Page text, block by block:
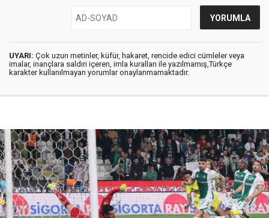
UYARI: Çok uzun metinler, küfür, hakaret, rencide edici cümleler veya
imalar, inançlara saldırı içeren, imla kuralları ile yazılmamış,Türkçe
karakter kullanılmayan yorumlar onaylanmamaktadır.